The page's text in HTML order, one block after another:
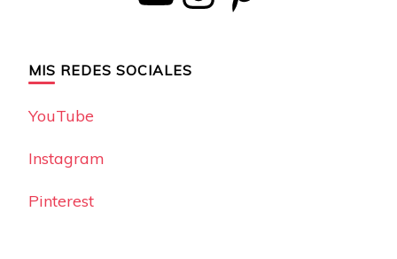
MIS REDES SOCIALES
YouTube
Instagram
Pinterest